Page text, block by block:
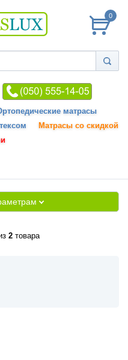
0
матрасы
Матрасы со скидкой
2 товара